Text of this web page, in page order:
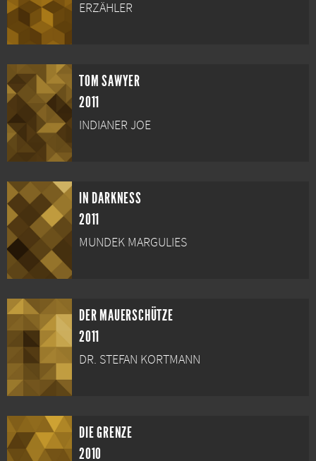
ERZÄHLER
TOM SAWYER
2011
INDIANER JOE
IN DARKNESS
2011
MUNDEK MARGULIES
DER MAUERSCHÜTZE
2011
DR. STEFAN KORTMANN
DIE GRENZE
2010